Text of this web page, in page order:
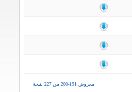
معروض 191-200 من 227 نتيجة